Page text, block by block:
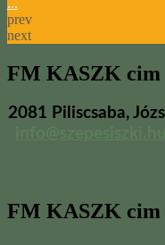
prev
next
FM KASZK cim
2081 Piliscsaba,
FM KASZK cim